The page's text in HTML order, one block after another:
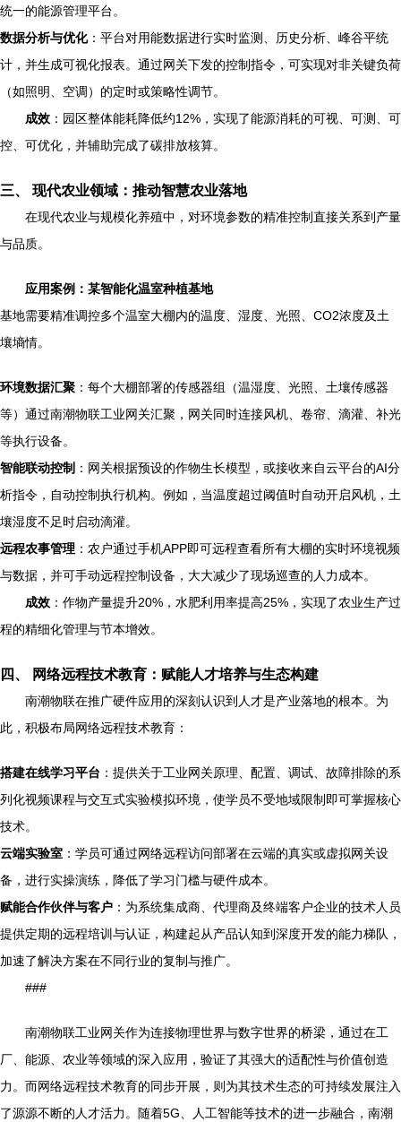
统一的能源管理平台。
数据分析与优化：平台对用能数据进行实时监测、历史分析、峰谷平统
计，并生成可视化报表。通过网关下发的控制指令，可实现对非关键负荷
（如照明、空调）的定时或策略性调节。
成效 ：园区整体能耗降低约12%，实现了能源消耗的可视、可测、可
控、可优化，并辅助完成了碳排放核算。
三、 现代农业领域：推动智慧农业落地
在现代农业与规模化养殖中，对环境参数的精准控制直接关系到产量
与品质。
应用案例：某智能化温室种植基地
基地需要精准调控多个温室大棚内的温度、湿度、光照、CO2浓度及土
壤墒情。
环境数据汇聚 ：每个大棚部署的传感器组（温湿度、光照、土壤传感器
等）通过南潮物联工业网关汇聚，网关同时连接风机、卷帘、滴灌、补光
等执行设备。
智能联动控制 ：网关根据预设的作物生长模型，或接收来自云平台的AI分
析指令，自动控制执行机构。例如，当温度超过阈值时自动开启风机，土
壤湿度不足时启动滴灌。
远程农事管理 ：农户通过手机APP即可远程查看所有大棚的实时环境视频
与数据，并可手动远程控制设备，大大减少了现场巡查的人力成本。
成效 ：作物产量提升20%，水肥利用率提高25%，实现了农业生产过
程的精细化管理与节本增效。
四、 网络远程技术教育：赋能人才培养与生态构建
南潮物联在推广硬件应用的深刻认识到人才是产业落地的根本。为
此，积极布局网络远程技术教育：
搭建在线学习平台 ：提供关于工业网关原理、配置、调试、故障排除的系
列化视频课程与交互式实验模拟环境，使学员不受地域限制即可掌握核心
技术。
云端实验室 ：学员可通过网络远程访问部署在云端的真实或虚拟网关设
备，进行实操演练，降低了学习门槛与硬件成本。
赋能合作伙伴与客户 ：为系统集成商、代理商及终端客户企业的技术人员
提供定期的远程培训与认证，构建起从产品认知到深度开发的能力梯队，
加速了解决方案在不同行业的复制与推广。
###
南潮物联工业网关作为连接物理世界与数字世界的桥梁，通过在工
厂、能源、农业等领域的深入应用，验证了其强大的适配性与价值创造
力。而网络远程技术教育的同步开展，则为其技术生态的可持续发展注入
了源源不断的人才活力。随着5G、人工智能等技术的进一步融合，南潮